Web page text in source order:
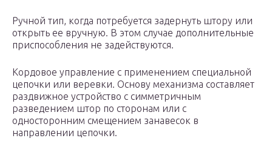
Ручной тип, когда потребуется задернуть штору или
открыть ее вручную. В этом случае дополнительные
приспособления не задействуются.
Кордовое управление с применением специальной
цепочки или веревки. Основу механизма составляет
раздвижное устройство с симметричным
разведением штор по сторонам или с
односторонним смещением занавесок в
направлении цепочки.